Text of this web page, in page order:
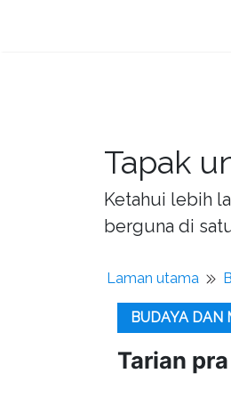
Tapak
Ketahui lebih
berguna di
Laman utama
BUDAYA DAN
Tarian